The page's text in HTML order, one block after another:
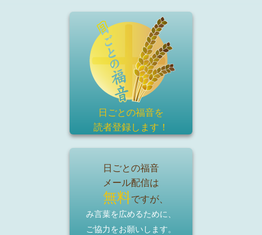
日ごとの福音を
読者登録します！
日ごとの福音
メール配信は
無料ですが、
み言葉を広めるために、
ご協力をお願いします。